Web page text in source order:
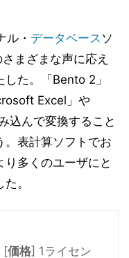
・ データベース ソ
まざまな声に応え
た。「Bento 2」
Excel」や
込んで変換すること
。表計算ソフトでお
多くのユーザにと
。
[価格] 1ライセン